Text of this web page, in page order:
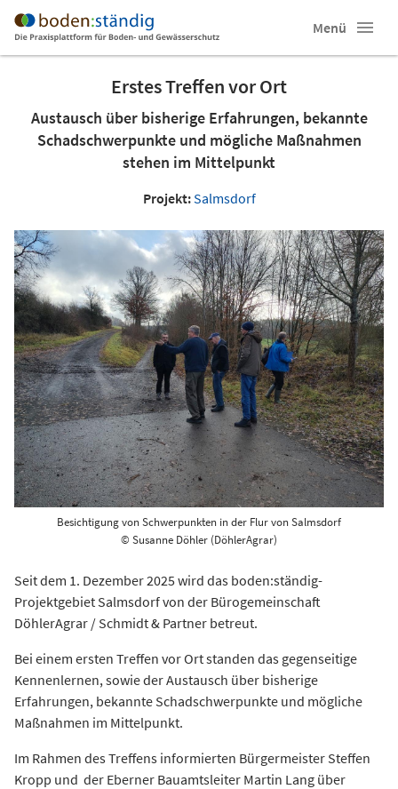
Menü
Erstes Treffen vor Ort
Austausch über bisherige Erfahrungen, bekannte
Schadschwerpunkte und mögliche Maßnahmen
stehen im Mittelpunkt
Projekt:Salmsdorf
Besichtigung von Schwerpunkten in der Flur von Salmsdorf
© Susanne Döhler (DöhlerAgrar)
Seit dem 1. Dezember 2025 wird das boden:ständig-
Projektgebiet Salmsdorf von der Bürogemeinschaft
DöhlerAgrar / Schmidt & Partner betreut.
Bei einem ersten Treffen vor Ort standen das gegenseitige
Kennenlernen, sowie der Austausch über bisherige
Erfahrungen, bekannte Schadschwerpunkte und mögliche
Maßnahmen im Mittelpunkt.
Im Rahmen des Treffens informierten Bürgermeister Steffen
Kropp und der Eberner Bauamtsleiter Martin Lang über